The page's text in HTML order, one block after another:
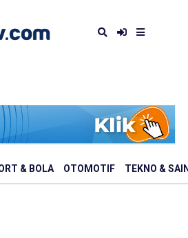
& BOLA OTOMOTIF TEKNO &